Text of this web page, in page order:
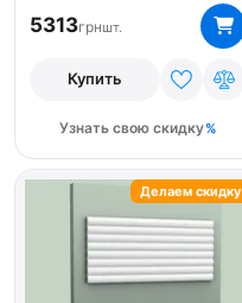
5313грншт.
Купить
Узнать свою скидку
Делаем скидку